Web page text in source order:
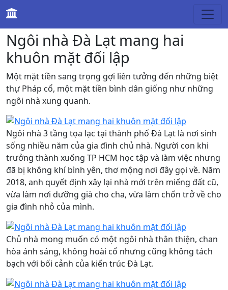
Gia đình
Ngôi nhà Đà Lạt mang hai
khuôn mặt đối lập
Một mặt tiền sang trọng gợi liên tưởng đến những biệt
thự Pháp cổ, một mặt tiền bình dân giống như những
ngôi nhà xung quanh.
Ngôi nhà 3 tầng tọa lạc tại thành phố Đà Lạt là nơi sinh
sống nhiều năm của gia đình chủ nhà. Người con khi
trưởng thành xuống TP HCM học tập và làm việc nhưng
đã bị không khí bình yên, thơ mộng nơi đây gọi về. Năm
2018, anh quyết định xây lại nhà mới trên miếng đất cũ,
vừa làm nơi dưỡng già cho cha, vừa làm chốn trở về cho
gia đình nhỏ của mình.
Chủ nhà mong muốn có một ngôi nhà thân thiện, chan
hòa ánh sáng, không hoài cổ nhưng cũng không tách
bạch với bối cảnh của kiến trúc Đà Lạt.